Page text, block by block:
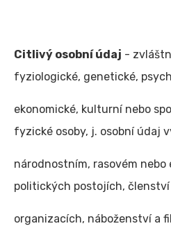
Citlivý osobní údaj -
fyziologické, genetické,
ekonomické, kulturní nebo
fyzické osoby, j. osobní údaj
národnostním, rasovém
politických postojích,
organizacích, náboženství a